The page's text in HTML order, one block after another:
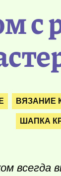
с
ВЯЗАНИЕ
ШАПКА
всегда